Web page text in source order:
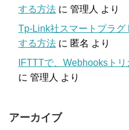
する方法 に 管理人 より
Tp-Link社スマートプラ
する方法 に 匿名 より
IFTTTで、Webhooksト
に 管理人 より
アーカイブ